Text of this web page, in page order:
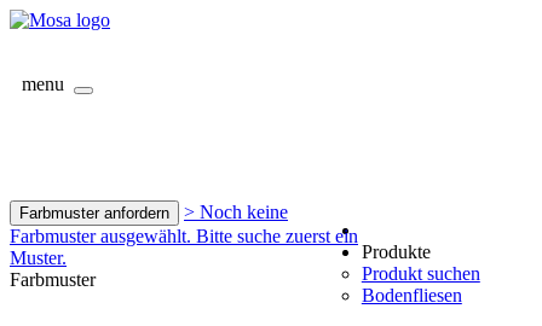
menu
Farbmuster anfordern
> Noch keine
Farbmuster ausgewählt. Bitte suche zuerst ein
Muster.
Farbmuster
Produkte
Produkt suchen
Bodenfliesen